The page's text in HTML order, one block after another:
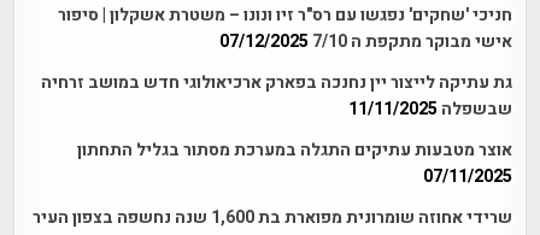
חניכי 'שחקים' נפגשו עם רס"ר זיו ונונו – משטרת אשקלון | סיפור
אישי מבוקר מתקפת ה 7/10
07/12/2025
גת עתיקה לייצור יין נחנכה בפארק ארכיאולוגי חדש במושב זרחיה
שבשפלה 11/11/2025
אוצר מטבעות עתיקים התגלה במערכת מסתור בגליל התחתון
07/11/2025
שרידי אחוזה שומרונית מפוארת בת 1,600 שנה נחשפה בצפון העיר